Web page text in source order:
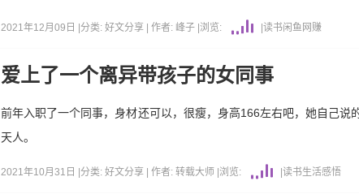
2021年12月09日 | 分类: 好文分享 | 作者: 峰子 浏览: 读书闲鱼 网赚
爱上了一个离异带孩子的女同事
前年入职了一个同事，身材还可以，很瘦，身高166左右吧，她自己
天人。
2021年10月31日 | 分类: 好文分享 | 作者: 转载大师 浏览: 读书生活感悟